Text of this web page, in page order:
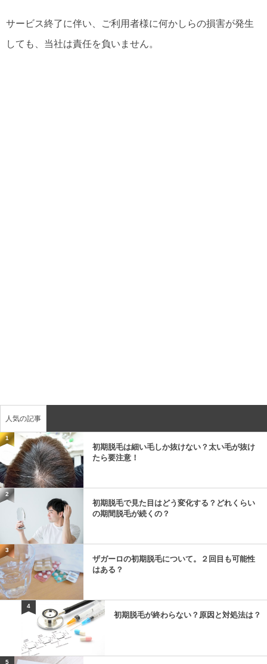
サービス終了に伴い、ご利用者様に何かしらの損害が発生
しても、当社は責任を負いません。
人気の記事
1
初期脱毛は細い毛しか抜けない？太い毛が抜け
たら要注意！
2
初期脱毛で見た目はどう変化する？どれくらい
の期間脱毛が続くの？
3
ザガーロの初期脱毛について。２回目も可能性
はある？
4
初期脱毛が終わらない？原因と対処法は？
5